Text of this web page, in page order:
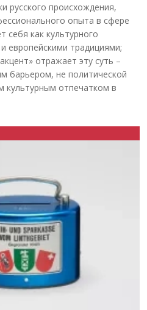
русского происхождения,
опыта в сфере
себя как культурного
европейскими традициями;
отражает эту суть –
барьером, не политической
культурным отпечатком в